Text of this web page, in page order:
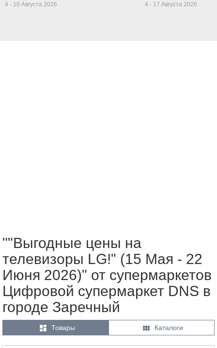
4 - 10 Августа 2026
4 - 17 Августа 2026
""Выгодные цены на
телевизоры LG!" (15 Мая - 22
Июня 2026)" от супермаркетов
Цифровой супермаркет DNS в
городе Заречный
 Товары  Каталоги